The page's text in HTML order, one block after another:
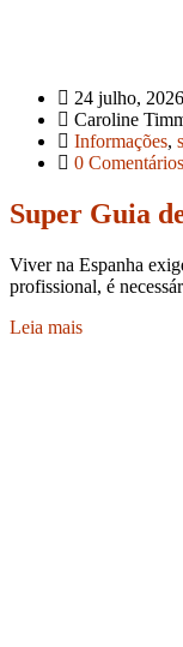
24 julho, 2026
Caroline
Informações,
0 Comentários
Super Guia
Viver na Espanha
profissional, é
Leia mais